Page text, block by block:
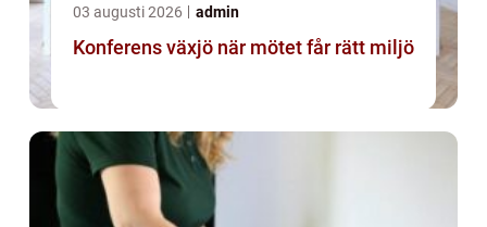
03 augusti 2026 admin
Konferens växjö när mötet får rätt miljö